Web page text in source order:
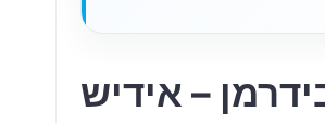
– אידיש